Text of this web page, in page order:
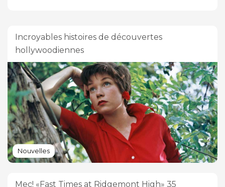
Incroyables histoires de découvertes
hollywoodiennes
Nouvelles
Mec! «Fast Times at Ridgemont High» 35